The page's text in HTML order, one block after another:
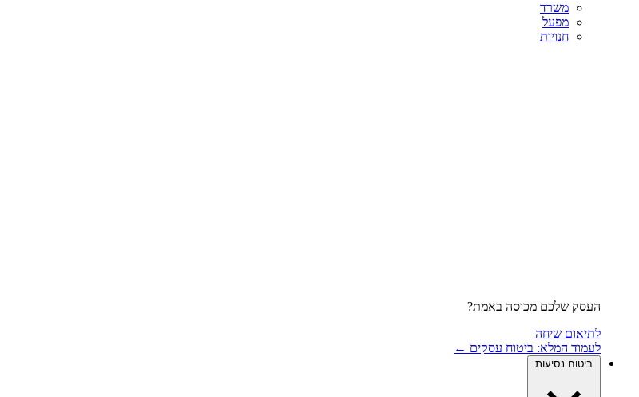
משרד
מפעל
חנויות
העסק שלכם מכוסה באמת?
לתיאום שיחה
לעמוד המלא: ביטוח עסקים ←
ביטוח נסיעות